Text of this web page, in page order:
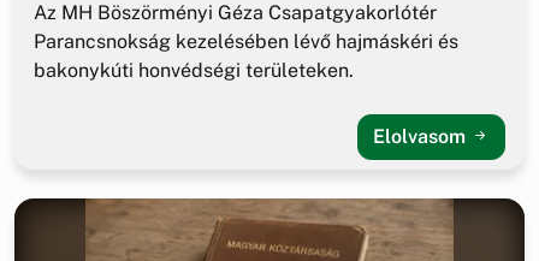
Az MH Böszörményi Géza Csapatgyakorlótér
Parancsnokság kezelésében lévő hajmáskéri és
bakonykúti honvédségi területeken.
Elolvasom